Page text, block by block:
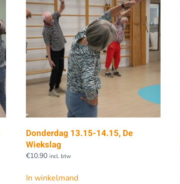
Donderdag 13.15-14.15, De
Wiekslag
€10.90 incl. btw
In winkelmand